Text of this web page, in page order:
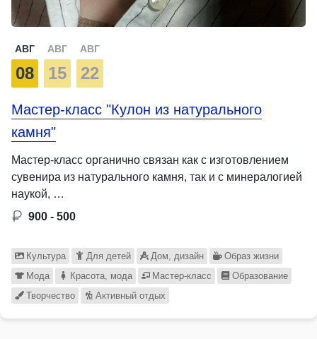
АВГ
08
АВГ
15
АВГ
22
Мастер-класс "Кулон из натурального
камня"
Мастер-класс органично связан как с изготовлением
сувенира из натурального камня, так и с минералогией
наукой, …
900 - 500
Культура Для детей Дом, дизайн
Образ жизни
Мода
Красота, мода Мастер-класс
Образование
Творчество
Активный отдых